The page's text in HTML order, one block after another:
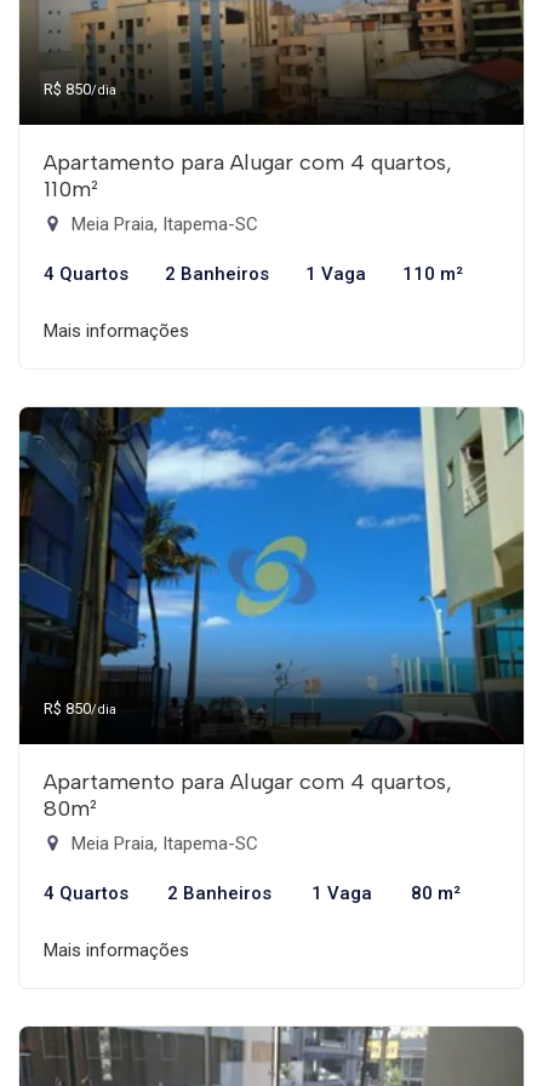
R$ 850/dia
Apartamento para Alugar com 4 quartos,
110m²
Meia Praia, Itapema-SC
4 Quartos 2 Banheiros 1 Vaga 110 m²
Mais informações
R$ 850/dia
Apartamento para Alugar com 4 quartos,
80m²
Meia Praia, Itapema-SC
4 Quartos 2 Banheiros 1 Vaga 80 m²
Mais informações